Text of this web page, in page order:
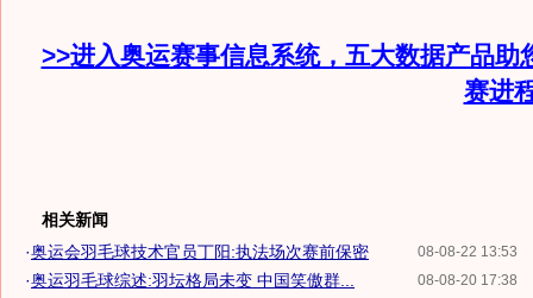
>>进入奥运赛事信息系统，五大数据产品助
赛进
相关新闻
08-08-22 13:53
·奥运会羽毛球技术官员丁阳:执法场次赛前保密
08-08-20 17:38
·奥运羽毛球综述:羽坛格局未变 中国笑傲群...